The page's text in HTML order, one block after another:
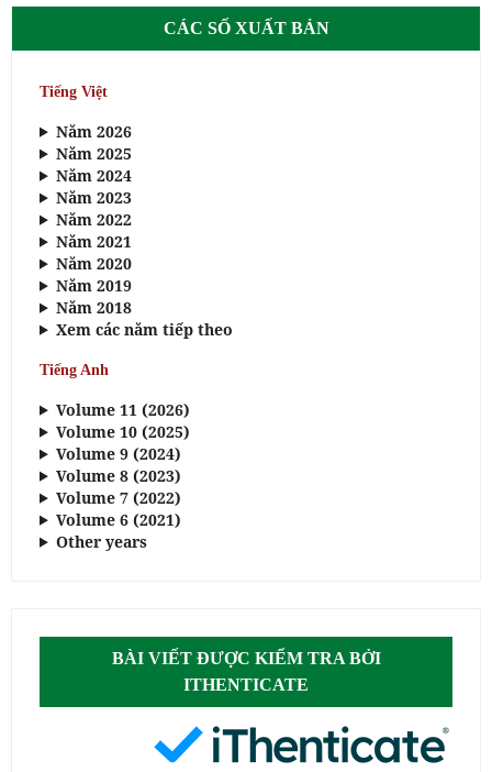
CÁC SỐ XUẤT BẢN
Tiếng Việt
Năm 2026
Năm 2025
Năm 2024
Năm 2023
Năm 2022
Năm 2021
Năm 2020
Năm 2019
Năm 2018
Xem các năm tiếp theo
Tiếng Anh
Volume 11 (2026)
Volume 10 (2025)
Volume 9 (2024)
Volume 8 (2023)
Volume 7 (2022)
Volume 6 (2021)
Other years
BÀI VIẾT ĐƯỢC KIỂM TRA BỞI
ITHENTICATE